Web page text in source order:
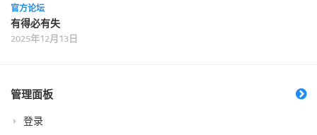
官方论坛
有得必有失
2025年12月13日
管理面板
登录